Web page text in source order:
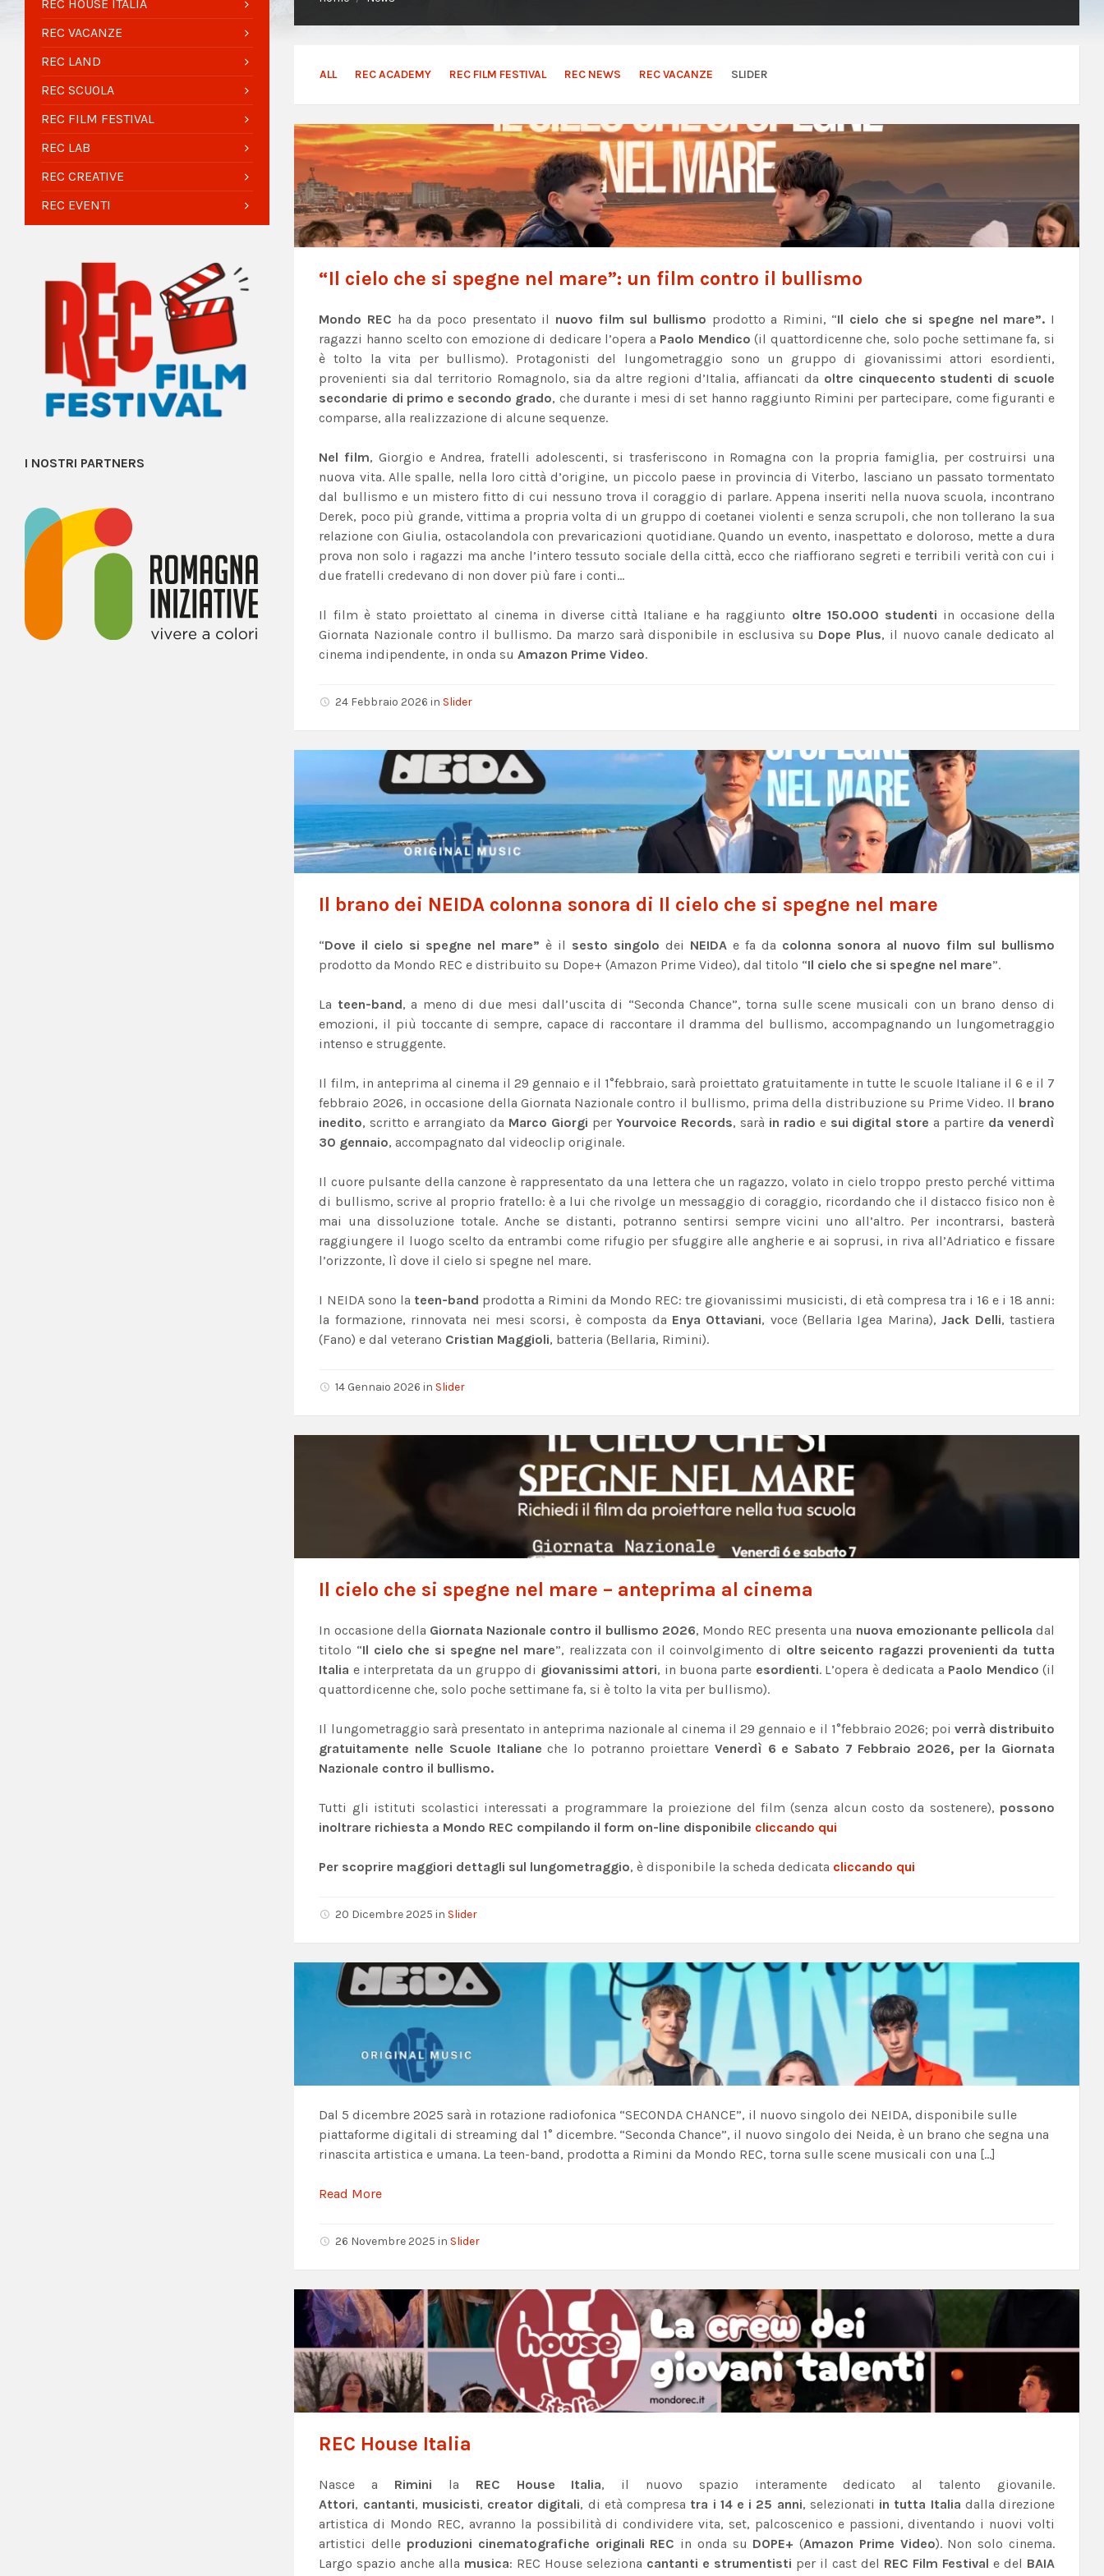
ALL REC ACADEMY REC FILM FESTIVAL REC NEWS REC VACANZE SLIDER
“Il cielo che si spegne nel mare”: un film contro il bullismo
Mondo REC ha da poco presentato il nuovo film sul bullismo prodotto a Rimini, “Il cielo che si spegne nel mare”. I
ragazzi hanno scelto con emozione di dedicare l’opera a Paolo Mendico (il quattordicenne che, solo poche settimane fa, si
è tolto la vita per bullismo). Protagonisti del lungometraggio sono un gruppo di giovanissimi attori esordienti,
provenienti sia dal territorio Romagnolo, sia da altre regioni d’Italia, affiancati da oltre cinquecento studenti di scuole
secondarie di primo e secondo grado, che durante i mesi di set hanno raggiunto Rimini per partecipare, come figuranti e
comparse, alla realizzazione di alcune sequenze.
Nel film, Giorgio e Andrea, fratelli adolescenti, si trasferiscono in Romagna con la propria famiglia, per costruirsi una
nuova vita. Alle spalle, nella loro città d’origine, un piccolo paese in provincia di Viterbo, lasciano un passato tormentato
dal bullismo e un mistero fitto di cui nessuno trova il coraggio di parlare. Appena inseriti nella nuova scuola, incontrano
Derek, poco più grande, vittima a propria volta di un gruppo di coetanei violenti e senza scrupoli, che non tollerano la sua
relazione con Giulia, ostacolandola con prevaricazioni quotidiane. Quando un evento, inaspettato e doloroso, mette a dura
prova non solo i ragazzi ma anche l’intero tessuto sociale della città, ecco che riaffiorano segreti e terribili verità con cui i
due fratelli credevano di non dover più fare i conti…
Il film è stato proiettato al cinema in diverse città Italiane e ha raggiunto oltre 150.000 studenti in occasione della
Giornata Nazionale contro il bullismo. Da marzo sarà disponibile in esclusiva su Dope Plus, il nuovo canale dedicato al
cinema indipendente, in onda suAmazon Prime Video.
24 Febbraio 2026in Slider
Il brano dei NEIDA colonna sonora di Il cielo che si spegne nel mare
“Dove il cielo si spegne nel mare” è il sesto singolo dei NEIDA e fa da colonna sonora al nuovo film sul bullismo
prodotto da Mondo REC e distribuito su Dope+ (Amazon Prime Video), dal titolo “Il cielo che si spegne nel mare”.
La teen-band, a meno di due mesi dall’uscita di “Seconda Chance”, torna sulle scene musicali con un brano denso di
emozioni, il più toccante di sempre, capace di raccontare il dramma del bullismo, accompagnando un lungometraggio
intenso e struggente.
Il film, in anteprima al cinema il 29 gennaio e il 1°febbraio, sarà proiettato gratuitamente in tutte le scuole Italiane il 6 e il 7
febbraio 2026, in occasione della Giornata Nazionale contro il bullismo, prima della distribuzione su Prime Video. Il brano
inedito, scritto e arrangiato da Marco Giorgi per Yourvoice Records, sarà in radio e sui digital store a partire da venerdì
30 gennaio, accompagnato dal videoclip originale.
Il cuore pulsante della canzone è rappresentato da una lettera che un ragazzo, volato in cielo troppo presto perché vittima
di bullismo, scrive al proprio fratello: è a lui che rivolge un messaggio di coraggio, ricordando che il distacco fisico non è
mai una dissoluzione totale. Anche se distanti, potranno sentirsi sempre vicini uno all’altro. Per incontrarsi, basterà
raggiungere il luogo scelto da entrambi come rifugio per sfuggire alle angherie e ai soprusi, in riva all’Adriatico e fissare
l’orizzonte, lì dove il cielo si spegne nel mare.
I NEIDA sono la teen-band prodotta a Rimini da Mondo REC: tre giovanissimi musicisti, di età compresa tra i 16 e i 18 anni:
la formazione, rinnovata nei mesi scorsi, è composta da Enya Ottaviani, voce (Bellaria Igea Marina),Jack Delli, tastiera
(Fano) e dal veterano Cristian Maggioli, batteria (Bellaria, Rimini).
14 Gennaio 2026in Slider
Il cielo che si spegne nel mare – anteprima al cinema
In occasione della Giornata Nazionale contro il bullismo 2026, Mondo REC presenta una nuova emozionante pellicola dal
titolo “Il cielo che si spegne nel mare”, realizzata con il coinvolgimento di oltre seicento ragazzi provenienti da tutta
Italia e interpretata da un gruppo di giovanissimi attori, in buona parte esordienti. L’opera è dedicata a Paolo Mendico (il
quattordicenne che, solo poche settimane fa, si è tolto la vita per bullismo).
Il lungometraggio sarà presentato in anteprima nazionale al cinema il 29 gennaio e il 1°febbraio 2026; poi verrà distribuito
gratuitamente nelle Scuole Italianeche lo potranno proiettare Venerdì 6 e Sabato 7 Febbraio 2026, per la Giornata
Nazionale contro il bullismo.
Tutti gli istituti scolastici interessati a programmare la proiezione del film (senza alcun costo da sostenere), possono
inoltrare richiesta a Mondo REC compilando il form on-line disponibile cliccando qui
Per scoprire maggiori dettagli sul lungometraggio, è disponibile la scheda dedicata cliccando qui
20 Dicembre 2025in Slider
Dal 5 dicembre 2025 sarà in rotazione radiofonica “SECONDA CHANCE”, il nuovo singolo dei NEIDA, disponibile sulle
piattaforme digitali di streaming dal 1° dicembre. “Seconda Chance”, il nuovo singolo dei Neida, è un brano che segna una
rinascita artistica e umana. La teen-band, prodotta a Rimini da Mondo REC, torna sulle scene musicali con una […]
Read More
26 Novembre 2025in Slider
REC House Italia
Nasce a Rimini la REC House Italia, il nuovo spazio interamente dedicato al talento giovanile.
Attori, cantanti, musicisti, creator digitali, di età compresa tra i 14 e i 25 anni, selezionati in tutta Italia dalla direzione
artistica di Mondo REC, avranno la possibilità di condividere vita, set, palcoscenico e passioni, diventando i nuovi volti
artistici delle produzioni cinematografiche originali REC in onda su DOPE+ (Amazon Prime Video). Non solo cinema.
Largo spazio anche alla musica: REC House seleziona cantanti e strumentisti per il cast del REC Film Festival e del BAIA
REC HOUSE ITALIA
REC VACANZE
REC LAND
REC SCUOLA
REC FILM FESTIVAL
REC LAB
REC CREATIVE
REC EVENTI
I NOSTRI PARTNERS